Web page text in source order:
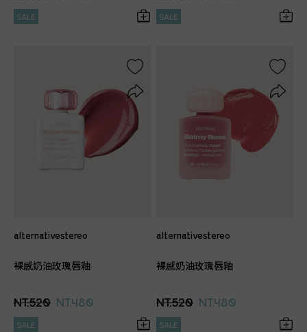
SALE SALE
alternativestereo
裸感奶油玫瑰唇釉
NT.520 NT.480
SALE
alternativestereo
裸感奶油玫瑰唇釉
NT.520 NT.480
SALE